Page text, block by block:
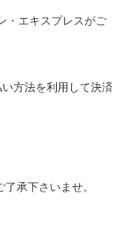
・エキスプレスがご
方法を利用して決済
承下さいませ。